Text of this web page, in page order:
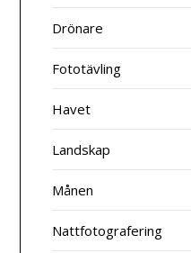
Drönare
Fototävling
Havet
Landskap
Månen
Nattfotografering